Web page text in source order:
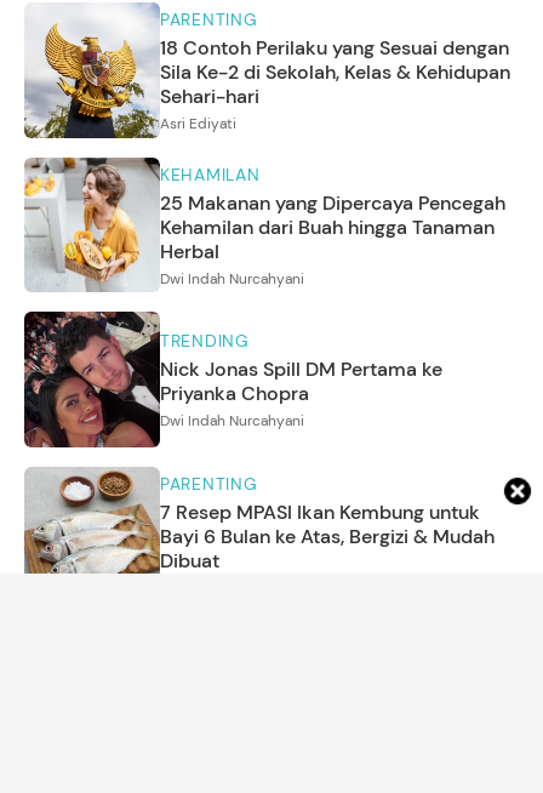
PARENTING
18 Contoh Perilaku yang Sesuai dengan
Sila Ke-2 di Sekolah, Kelas & Kehidupan
Sehari-hari
Asri Ediyati
KEHAMILAN
25 Makanan yang Dipercaya Pencegah
Kehamilan dari Buah hingga Tanaman
Herbal
Dwi Indah Nurcahyani
TRENDING
Nick Jonas Spill DM Pertama ke
Priyanka Chopra
Dwi Indah Nurcahyani
PARENTING
7 Resep MPASI Ikan Kembung untuk
Bayi 6 Bulan ke Atas, Bergizi & Mudah
Dibuat